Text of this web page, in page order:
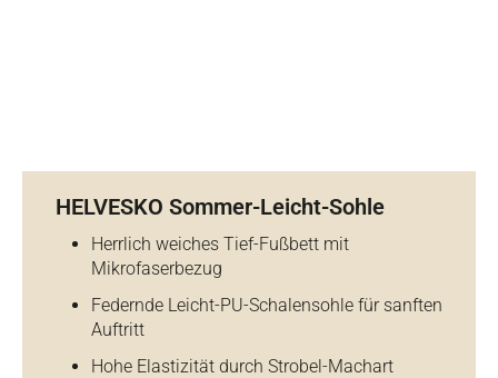
HELVESKO Sommer-Leicht-Sohle
Herrlich weiches Tief-Fußbett mit
Mikrofaserbezug
Federnde Leicht-PU-Schalensohle für sanften
Auftritt
Hohe Elastizität durch Strobel-Machart